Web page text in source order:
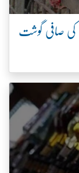
کی صافی گوشت